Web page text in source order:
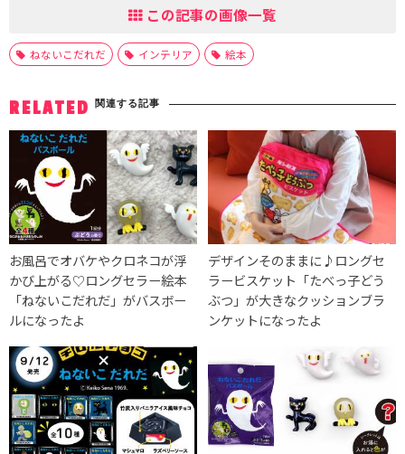
この記事の画像一覧
ねないこだれだ インテリア 絵本
RELATED 関連する記事
お風呂でオバケやクロネコが浮
かび上がる♡ロングセラー絵本
「ねないこだれだ」がバスボー
ルになったよ
デザインそのままに♪ロングセ
ラービスケット「たべっ子どう
ぶつ」が大きなクッションブラ
ンケットになったよ